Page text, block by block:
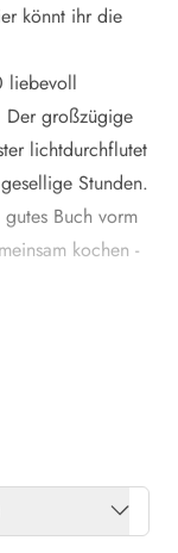
könnt ihr die
liebevoll
Der großzügige
lichtdurchflutet
Stunden.
Buch vorm
kochen -
und lässt
und
ihr in diesem
könnt. Dank